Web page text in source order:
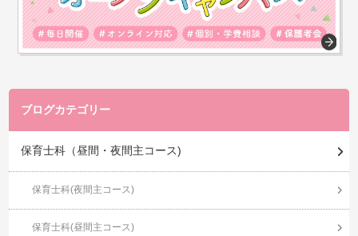
ブログカテゴリー
保育士科（昼間・夜間主コース)
保育士科(夜間主コース)
保育士科(昼間主コース)